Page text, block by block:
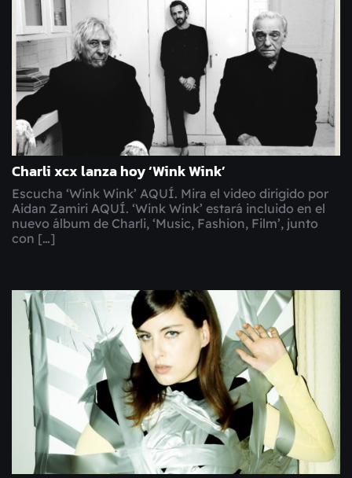
Charli xcx lanza hoy ‘Wink Wink’
Escucha ‘Wink Wink’ AQUÍ. Mira el video dirigido por
Aidan Zamiri AQUÍ. ‘Wink Wink’ estará incluido en el
nuevo álbum de Charli, ‘Music, Fashion, Film’, junto
con […]